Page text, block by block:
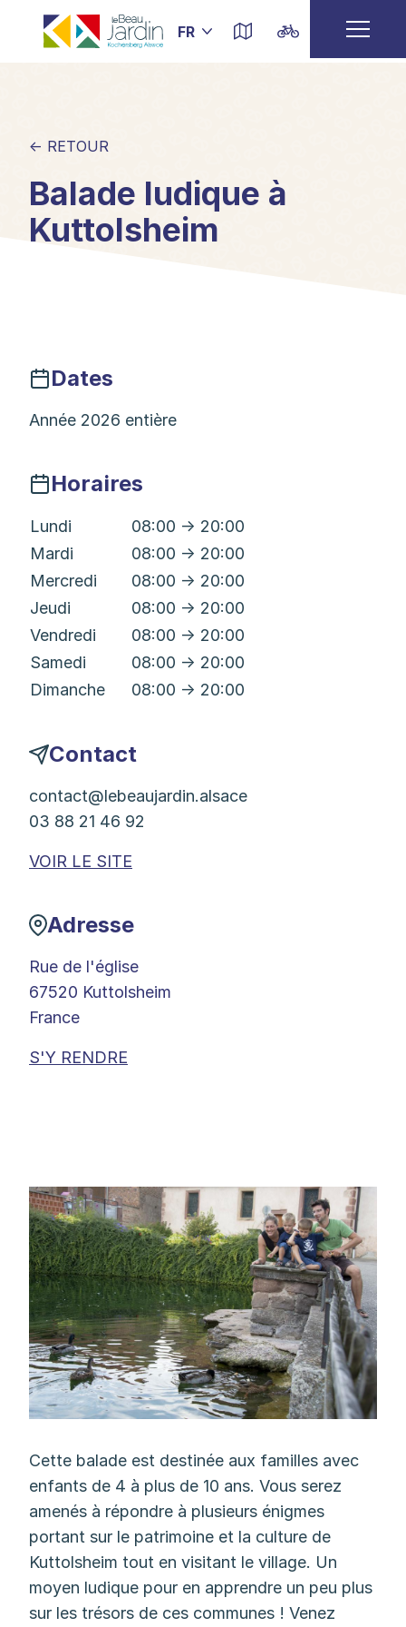
← RETOUR
Balade ludique à
Kuttolsheim
Dates
Année 2026 entière
Horaires
Lundi
08:00 → 20:00
Mardi
08:00 → 20:00
Mercredi
08:00 → 20:00
Jeudi
08:00 → 20:00
Vendredi
08:00 → 20:00
Samedi
08:00 → 20:00
Dimanche
08:00 → 20:00
Contact
contact@lebeaujardin.alsace
03 88 21 46 92
VOIR LE SITE
Adresse
Rue de l'église
67520 Kuttolsheim
France
S'Y RENDRE
Cette balade est destinée aux familles avec
enfants de 4 à plus de 10 ans. Vous serez
amenés à répondre à plusieurs énigmes
portant sur le patrimoine et la culture de
Kuttolsheim tout en visitant le village. Un
moyen ludique pour en apprendre un peu plus
sur les trésors de ces communes ! Venez